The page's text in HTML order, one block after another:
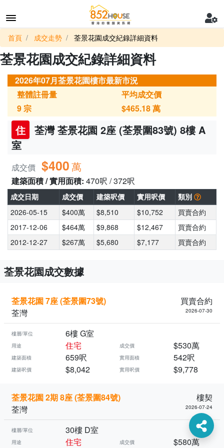
首頁 成交走勢 荃景花園成交紀錄詳細資料
荃景花園成交紀錄詳細資料
2026年07月荃景花園樓市最新市況
整體註冊量
9宗
平均成交價
$465.18萬
住
荃灣 荃景花園 2座 (荃景圍83號) 8樓 A
室
成交價 $400萬
建築面積 / 實用面積: 470呎 / 372呎
成交日期 成交價 建築呎價 實用呎價
類別
2026-05-15
$400萬 $8,510 $10,752
買賣合約
2017-12-06
$464萬 $9,868 $12,467
買賣合約
2012-12-27
$267萬 $5,680 $7,177 買賣合約
荃景花園成交數據
荃景花園 7座 (荃景圍73號)
買賣合約
荃灣
2026-07-30
樓層/單位 6樓 G室
用途 住宅 成交價 $530萬
建築面積 659呎 實用面積 542呎
建築呎價 $8,042 實用呎價 $9,778
荃景花園 2期 8座 (荃景圍84號)
樓契
荃灣
2026-07-24
樓層/單位 30樓 D室
用途 住宅 成交價 $580萬